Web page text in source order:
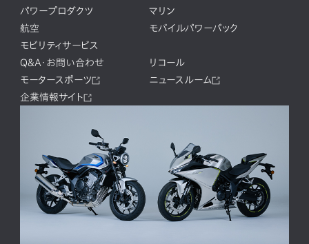
パワープロダクツ
マリン
航空
モバイルパワーパック
モビリティサービス
Q&A・お問い合わせ
リコール
モータースポーツ
ニュースルーム
企業情報サイト